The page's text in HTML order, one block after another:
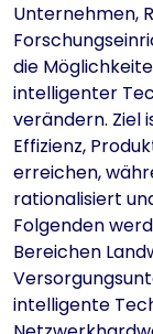
Unternehmen,
die
intelligenter
verändern. Ziel
Effizienz,
erreichen,
rationalisiert
Folgenden
Bereichen
intelligente